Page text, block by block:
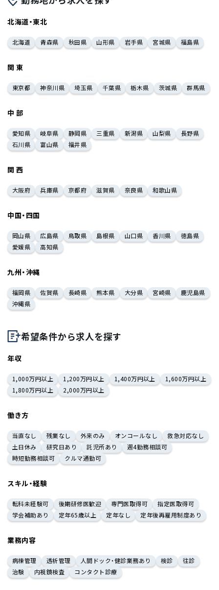
北海道・東北
北海道 青森県 秋田県 山形県 岩手県 宮城県 福島県
関 東
東京都 神奈川県 埼玉県 千葉県 栃木県 茨城県 群馬県
中 部
愛知県 岐阜県 静岡県 三重県 新潟県 山梨県
長野県
石川県
富山県 福井県
関 西
大阪府 兵庫県 京都府 滋賀県 奈良県 和歌山県
中国・四国
岡山県 広島県 鳥取県 島根県 山口県 香川県
徳島県
愛媛県
高知県
九州・沖縄
福岡県 佐賀県 長崎県 熊本県 大分県 宮崎県
鹿児島県
沖縄県
希望条件から求人を探す
年収
1,000万円以上 1,200万円以上 1,400万円以上
1,600万円以上
1,800万円以上
2,000万円以上
働き方
当直なし 残業なし 外来のみ オンコールなし
救急対応なし
土日休み
研究日あり 託児所あり
週4勤務相談可
時短勤務相談可
クルマ通勤可
スキル・経験
転科未経験可 後期研修医歓迎 専門医取得可
指定医取得可
学会補助あり
定年65歳以上 定年なし 定年後再雇用制度あり
業務内容
病棟管理 透析管理 人間ドック・健診業務あり 検診
往診
治験
内視鏡検査 コンタクト診療